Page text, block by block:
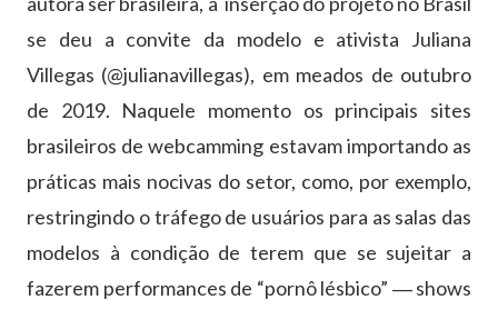
se deu a convite da modelo e ativista Juliana
Villegas (@julianavillegas), em meados de outubro
de 2019. Naquele momento os principais sites
brasileiros de webcamming estavam importando as
práticas mais nocivas do setor, como, por exemplo,
restringindo o tráfego de usuários para as salas das
modelos à condição de terem que se sujeitar a
fazerem performances de “pornô lésbico” ― shows